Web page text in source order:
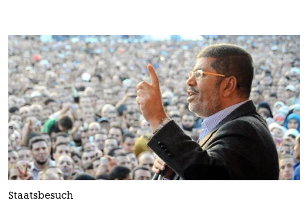
Staatsbesuch